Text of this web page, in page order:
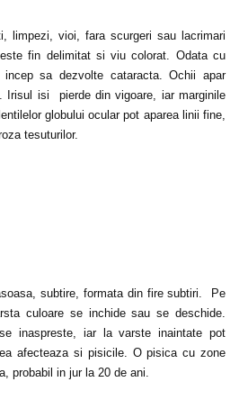
limpezi, vioi, fara scurgeri sau lacrimari
fin delimitat si viu colorat. Odata cu
sa dezvolte cataracta. Ochii apar
Irisul isi pierde din vigoare, iar marginile
globului ocular pot aparea linii fine,
tesuturilor.
subtire, formata din fire subtiri. Pe
culoare se inchide sau se deschide.
inaspreste, iar la varste inaintate pot
afecteaza si pisicile. O pisica cu zone
probabil in jur la 20 de ani.